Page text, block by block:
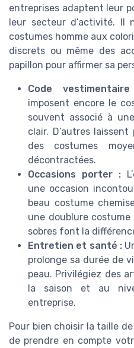
entreprises adaptent leur
leur secteur d’activité. Il
costumes homme aux
discrets ou même des
papillon pour affirmer sa
Code
imposent encore le
souvent associé à
clair. D’autres
des costumes
décontractées.
Occasions porter :
une occasion
beau costume
une doublure
sobres font la
Entretien et santé :
prolonge sa durée de
peau. Privilégiez des
la saison et au
entreprise.
Pour bien choisir la taille
de prendre en compte